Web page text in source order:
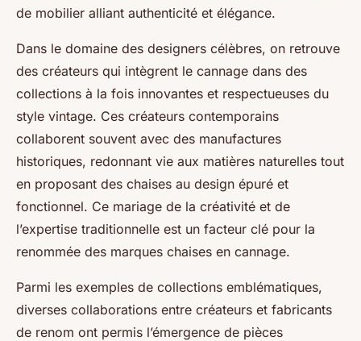
de mobilier alliant authenticité et élégance.
Dans le domaine des designers célèbres, on retrouve
des créateurs qui intègrent le cannage dans des
collections à la fois innovantes et respectueuses du
style vintage. Ces créateurs contemporains
collaborent souvent avec des manufactures
historiques, redonnant vie aux matières naturelles tout
en proposant des chaises au design épuré et
fonctionnel. Ce mariage de la créativité et de
l’expertise traditionnelle est un facteur clé pour la
renommée des marques chaises en cannage.
Parmi les exemples de collections emblématiques,
diverses collaborations entre créateurs et fabricants
de renom ont permis l’émergence de pièces